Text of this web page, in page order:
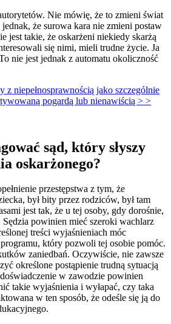
Nie mówię, że to zmieni świat
że surowa kara nie zmieni postaw
jest takie, że oskarżeni niekiedy skarżą
się nimi, mieli trudne życie. Ja
nie jest jednak z automatu okoliczność
z niepełnosprawnością jako szczególnie
pogardą lub nienawiścią > >
sąd, który słyszy
oskarżonego?
przestępstwa z tym, że
był bity przez rodziców, był tam
jest tak, że u tej osoby, gdy dorośnie,
powinien mieć szeroki wachlarz
treści wyjaśnieniach móc
który pozwoli tej osobie pomóc.
zaniedbań. Oczywiście, nie zawsze
określone postąpienie trudną sytuacją
w zawodzie powinien
takie wyjaśnienia i wyłapać, czy taka
w ten sposób, że odeśle się ją do